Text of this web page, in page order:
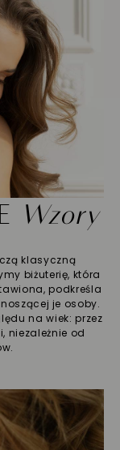
Wzory
klasyczną
biżuterię, która
podkreśla
je osoby.
na wiek: przez
niezależnie od